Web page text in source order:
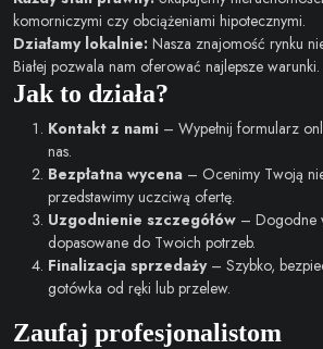
komorniczymi czy obciążeniami hipotecznymi.
Działamy lokalnie: Nasza znajomość rynku
Białej pozwala nam oferować najlepsze warunki.
Jak to działa?
Kontakt z nami – Wypełnij formularz
nas.
Bezpłatna wycena – Ocenimy Twoją
przedstawimy uczciwą ofertę.
Uzgodnienie szczegółów – Dogodne
dopasowane do Twoich potrzeb.
Finalizacja sprzedaży– Szybko,
gotówka od ręki lub przelew.
Zaufaj profesjonalistom